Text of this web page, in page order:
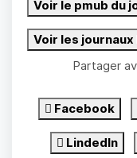
Voir le pmub du
Voir les journaux
Partager
Facebook
LindedIn